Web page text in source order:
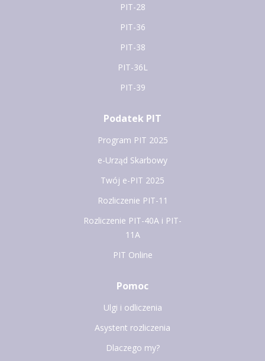
PIT-28
PIT-36
PIT-38
PIT-36L
PIT-39
Podatek PIT
Program PIT 2025
e-Urząd Skarbowy
Twój e-PIT 2025
Rozliczenie PIT-11
Rozliczenie PIT-40A i PIT-
11A
PIT Online
Pomoc
Ulgi i odliczenia
Asystent rozliczenia
Dlaczego my?